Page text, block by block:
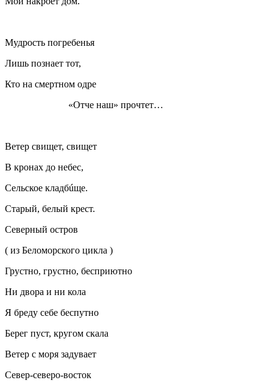
Мудрость погребенья
Лишь познает тот,
Кто на смертном одре
«Отче наш» прочтет…
Ветер свищет, свищет
В кронах до небес,
Сельское кладбúще.
Старый, белый крест.
Северный остров
( из Беломорского цикла )
Грустно, грустно, бесприютно
Ни двора и ни кола
Я бреду себе беспутно
Берег пуст, кругом скала
Ветер с моря задувает
Север-северо-восток